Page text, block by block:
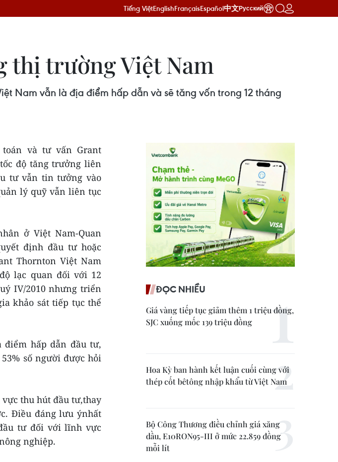
Tiếng ViệtEnglishFrançaisEspañol中文Русский
thị trường Việt Nam
Nam vẫn là địa điểm hấp dẫn và sẽ tăng vốn trong 12 tháng
và tư vấn Grant
độ tăng trưởng liên
tư vẫn tin tưởng vào
lý quỹ vẫn liên tục
ở Việt Nam-Quan
định đầu tư hoặc
Thornton Việt Nam
lạc quan đối với 12
IV/2010 nhưng triển
khảo sát tiếp tục thể
hấp dẫn đầu tư,
số người được hỏi
thu hút đầu tư,thay
Điều đáng lưu ýnhất
tư đối với lĩnh vực
nghiệp.
ĐỌC NHIỀU
Giá vàng tiếp tục giảm thêm 1 triệu đồng,
SJC xuống mốc 139 triệu đồng
Hoa Kỳ ban hành kết luận cuối cùng với
thép cốt bêtông nhập khẩu từ Việt Nam
Bộ Công Thương điều chỉnh giá xăng
dầu, E10RON95-III ở mức 22.859 đồng
mỗi lít